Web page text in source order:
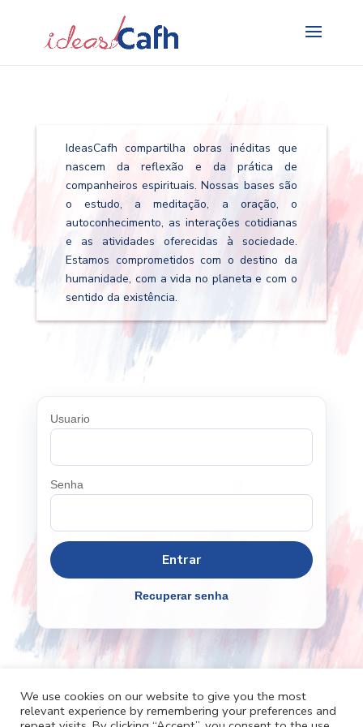
IdeasCafh compartilha obras inéditas que
nascem da reflexão e da prática de
companheiros espirituais. Nossas bases são
o estudo, a meditação, a oração, o
autoconhecimento, as interações cotidianas
e as atividades oferecidas à sociedade.
Estamos comprometidos com o destino da
humanidade, com a vida no planeta e com o
sentido da existência.
Usuario
Senha
Recuperar senha
Cafh.org Cafh App
Contatos
We use cookies on our website to give you the most
relevant experience by remembering your preferences and